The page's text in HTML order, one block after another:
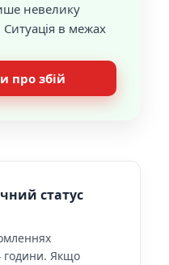
невелику
Ситуація в межах
про збій
статус
години. Якщо